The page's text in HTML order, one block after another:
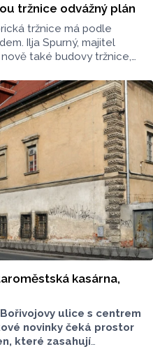
tržnice odvážný plán
tržnice má podle
Ilja Spurný, majitel
také budovy tržnice,
kasárna,
ulice s centrem
novinky čeká prostor
které zasahují